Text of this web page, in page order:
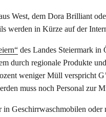
West, dem Dora Brilliant
werden in Kürze auf der
des Landes Steiermark in
durch regionale Produkte
weniger Müll verspricht
muss noch Personal zur
Geschirrwaschmobilen oder